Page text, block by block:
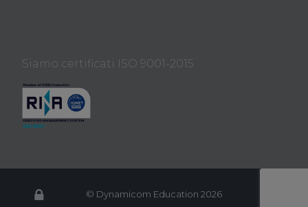
Siamo certificati ISO 9001-2015
© Dynamicom Education 2026